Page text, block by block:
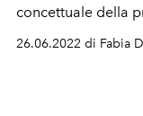
concettuale della
26.06.2022 di Fabia